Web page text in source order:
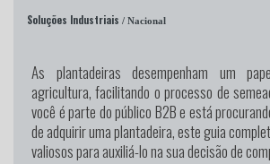
Soluções Industriais / Nacional
As plantadeiras desempenham um
agricultura, facilitando o processo de
você é parte do público B2B e está
de adquirir uma plantadeira, este guia
valiosos para auxiliá-lo na sua decisão de